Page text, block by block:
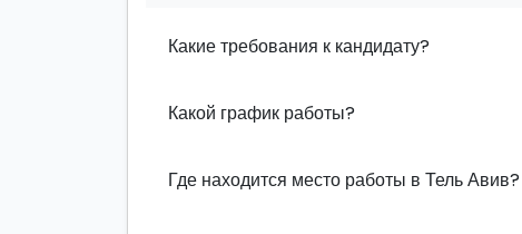
Какие требования к кандидату?
Какой график работы?
Где находится место работы в Тель Авив?